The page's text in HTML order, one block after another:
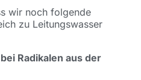
wir noch folgende
zu Leitungswasser
Radikalen aus der